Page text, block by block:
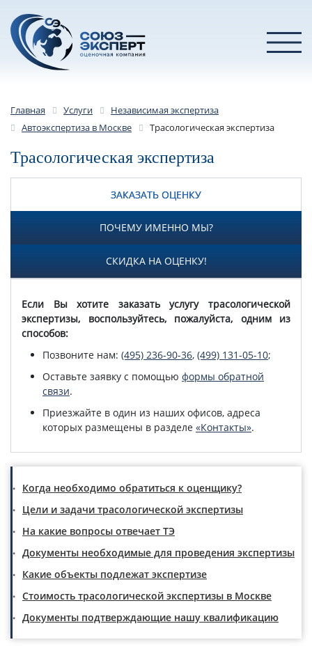
Главная Услуги
Независимая экспертиза
Автоэкспертиза в Москве
Трасологическая экспертиза
Трасологическая экспертиза
ЗАКАЗАТЬ ОЦЕНКУ
ПОЧЕМУ ИМЕННО МЫ?
СКИДКА НА ОЦЕНКУ!
Если Вы хотите заказать услугу трасологической
экспертизы, воспользуйтесь, пожалуйста, одним из
способов:
Позвоните нам: (495) 236-90-36, (499) 131-05-10;
Оставьте заявку с помощью формы обратной
связи.
Приезжайте в один из наших офисов, адреса
которых размещены в разделе «Контакты».
Когда необходимо обратиться к оценщику?
Цели и задачи трасологической экспертизы
На какие вопросы отвечает ТЭ
Документы необходимые для проведения экспертизы
Какие объекты подлежат экспертизе
Стоимость трасологической экспертизы в Москве
Документы подтверждающие нашу квалификацию